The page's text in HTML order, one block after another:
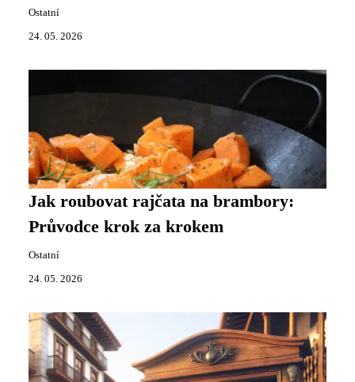
Ostatní
24. 05. 2026
Jak roubovat rajčata na brambory:
Průvodce krok za krokem
Ostatní
24. 05. 2026